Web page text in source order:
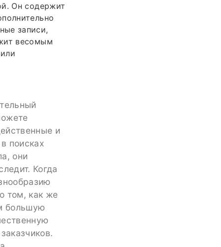
Он содержит
записи,
весомым
и
поисках
они
Когда
том, как же
большую